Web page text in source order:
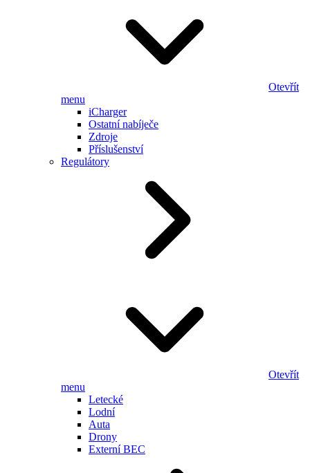
Otevřít
menu
iCharger
Ostatní nabíječe
Zdroje
Příslušenství
Regulátory
Otevřít
menu
Letecké
Lodní
Auta
Drony
Externí BEC